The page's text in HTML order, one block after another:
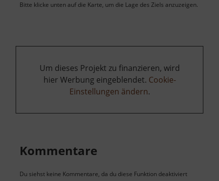
Bitte klicke unten auf die Karte, um die Lage des Ziels anzuzeigen.
Um dieses Projekt zu finanzieren, wird
hier Werbung eingeblendet. Cookie-
Einstellungen ändern.
Kommentare
Du siehst keine Kommentare, da du diese Funktion deaktiviert